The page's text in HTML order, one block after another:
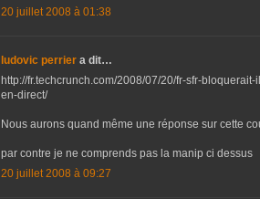
20 juillet 2008 à 01:38
ludovic perrier a dit…
http://fr.techcrunch.com/2008/07/20/fr-sfr-
en-direct/
Nous aurons quand même une réponse sur cette
par contre je ne comprends pas la manip ci dessus
20 juillet 2008 à 09:27